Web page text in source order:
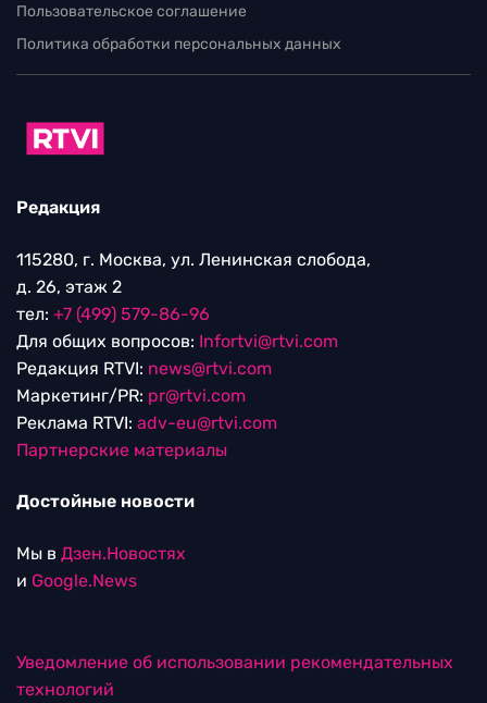
Пользовательское соглашение
Политика обработки персональных данных
Редакция
115280, г. Москва, ул. Ленинская слобода,
д. 26, этаж 2
тел: +7 (499) 579-86-96
Для общих вопросов: Infortvi@rtvi.com
Редакция RTVI: news@rtvi.com
Маркетинг/PR: pr@rtvi.com
Реклама RTVI: adv-eu@rtvi.com
Партнерские материалы
Достойные новости
Мы в Дзен.Новостях
и Google.News
Уведомление об использовании рекомендательных
технологий